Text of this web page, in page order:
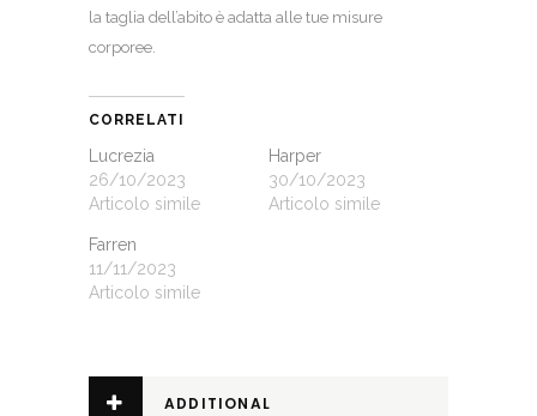
la taglia dell’abito è adatta alle tue misure
corporee.
CORRELATI
Lucrezia
26/10/2023
Articolo simile
Harper
30/10/2023
Articolo simile
Farren
11/11/2023
Articolo simile
ADDITIONAL